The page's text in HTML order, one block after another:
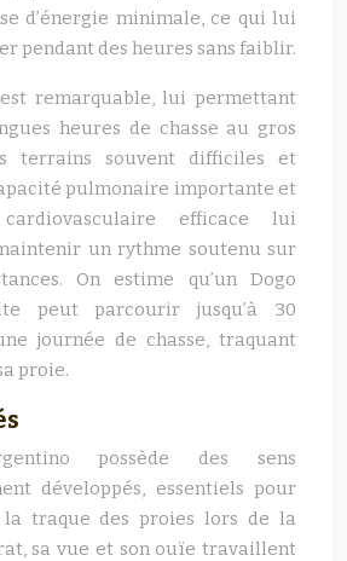
d’énergie minimale, ce qui lui
pendant des heures sans faiblir.
remarquable, lui permettant
heures de chasse au gros
terrains souvent difficiles et
pulmonaire importante et
efficace lui
un rythme soutenu sur
On estime qu’un Dogo
peut parcourir jusqu’à 30
journée de chasse, traquant
proie.
possède des sens
développés, essentiels pour
traque des proies lors de la
sa vue et son ouïe travaillent